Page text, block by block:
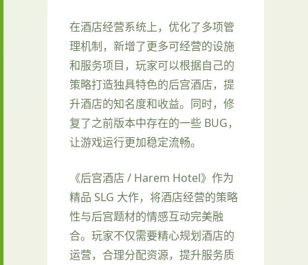
在酒店经营系统上，优化了多项管
理机制，新增了更多可经营的设施
和服务项目，玩家可以根据自己的
策略打造独具特色的后宫酒店，提
升酒店的知名度和收益。同时，修
复了之前版本中存在的一些 BUG，
让游戏运行更加稳定流畅。
《后宫酒店 / Harem Hotel》作为
精品 SLG 大作，将酒店经营的策略
性与后宫题材的情感互动完美融
合。玩家不仅需要精心规划酒店的
运营，合理分配资源，提升服务质